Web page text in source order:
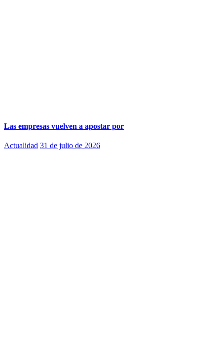
Las empresas vuelven a apostar por
Actualidad 31 de julio de 2026